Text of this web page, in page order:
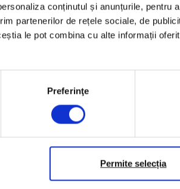
conținutul și anunțurile, pentru
partenerilor de rețele sociale, de
le pot combina cu alte informații
Preferinţe
Permite selecția